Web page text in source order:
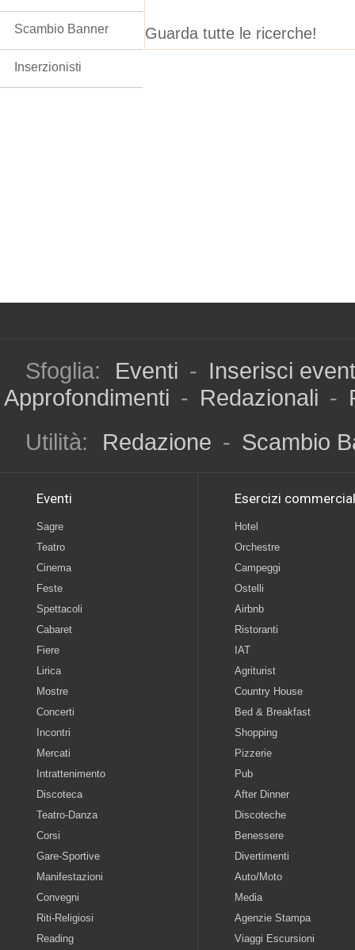
Guarda tutte le ricerche!
Scambio Banner
Inserzionisti
Sfoglia: Eventi - Inserisci
Approfondimenti - Redazionali -
Utilità:
Redazione - Scambio
Eventi
Sagre
Teatro
Cinema
Feste
Spettacoli
Cabaret
Fiere
Lirica
Mostre
Concerti
Incontri
Mercati
Intrattenimento
Discoteca
Teatro-Danza
Corsi
Gare-Sportive
Manifestazioni
Convegni
Riti-Religiosi
Reading
Esercizi
Hotel
Orchestre
Campeggi
Ostelli
Airbnb
Ristoranti
IAT
Agriturist
Country House
Bed & Breakfast
Shopping
Pizzerie
Pub
After Dinner
Discoteche
Benessere
Divertimenti
Auto/Moto
Media
Agenzie Stampa
Viaggi Escursioni